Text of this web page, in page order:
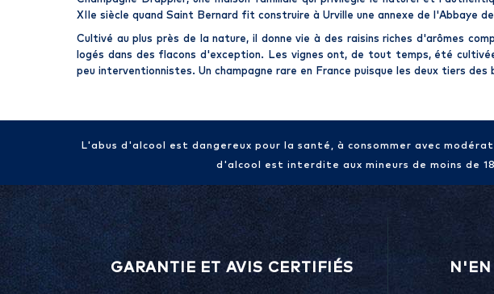
XIIe siècle quand Saint Bernard fit construire à Urville une annexe de l'Abbaye
Cultivé au plus près de la nature, il donne vie à des raisins riches d'arômes
logés dans des flacons d'exception. Les vignes ont, de tout temps, été
peu interventionnistes. Un champagne rare en France puisque les deux tiers
L'abus d'alcool est dangereux pour la santé, à consommer avec
d'alcool est interdite aux mineurs de moins de
GARANTIE ET AVIS CERTIFIÉS
N'EN